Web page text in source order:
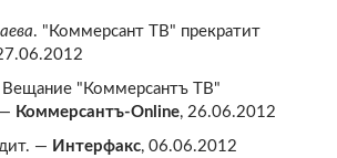
. "Коммерсант ТВ" прекратит
Вещание "Коммерсантъ ТВ"
Коммерсантъ-Online, 26.06.2012
— Интерфакс, 06.06.2012